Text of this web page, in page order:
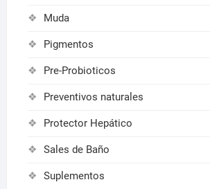
Muda
Pigmentos
Pre-Probioticos
Preventivos naturales
Protector Hepático
Sales de Baño
Suplementos